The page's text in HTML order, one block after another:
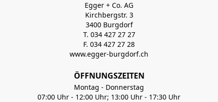
Egger + Co. AG
Kirchbergstr. 3
3400 Burgdorf
T. 034 427 27 27
F. 034 427 27 28
www.egger-burgdorf.ch
ÖFFNUNGSZEITEN
Montag - Donnerstag
07:00 Uhr - 12:00 Uhr; 13:00 Uhr - 17:30 Uhr